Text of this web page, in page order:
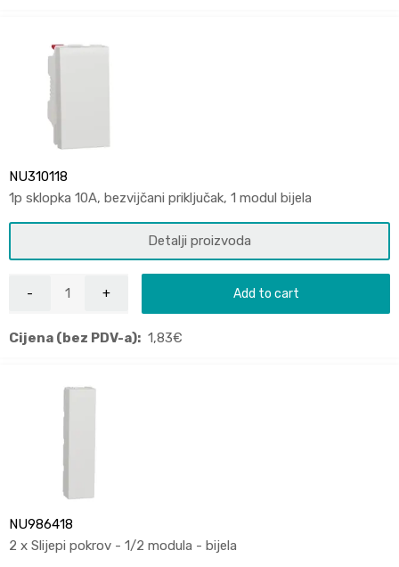
NU310118
1p sklopka 10A, bezvijčani priključak, 1 modul bijela
Detalji proizvoda
Add to cart
Cijena (bez PDV-a): 1,83€
NU986418
2 x Slijepi pokrov - 1/2 modula - bijela